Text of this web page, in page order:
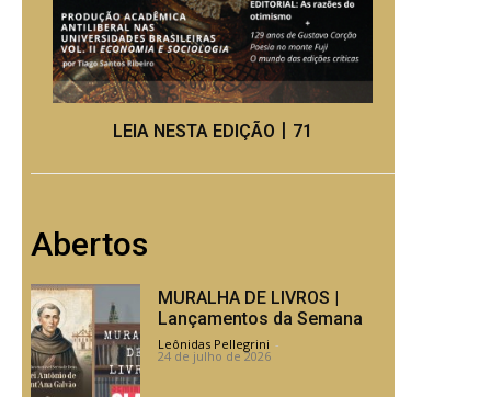
LEIA NESTA EDIÇÃO丨71
Abertos
MURALHA DE LIVROS |
Lançamentos da Semana
Leônidas Pellegrini -
24 de julho de 2026